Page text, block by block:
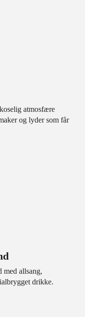
atmosfære
og lyder som får
med allsang,
drikke.